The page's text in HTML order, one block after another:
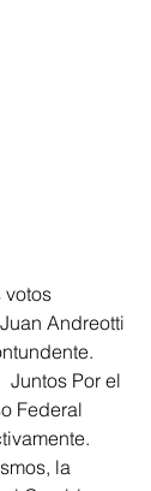
votos
Andreotti
Juntos Por el
Federal
la